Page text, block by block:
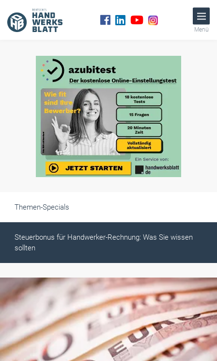
Menü
Themen-Specials
Steuerbonus für Handwerker-Rechnung: Was Sie wissen
sollten